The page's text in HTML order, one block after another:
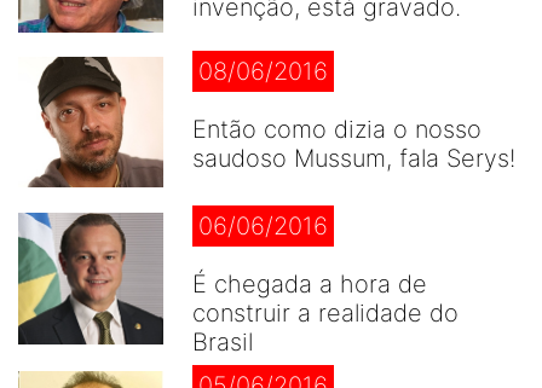
invenção, está gravado.
08/06/2016
Então como dizia o nosso
saudoso Mussum, fala Serys!
06/06/2016
É chegada a hora de
construir a realidade do
Brasil